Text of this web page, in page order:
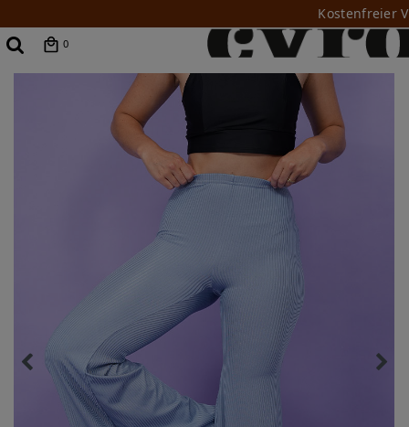
Kostenfreier
0